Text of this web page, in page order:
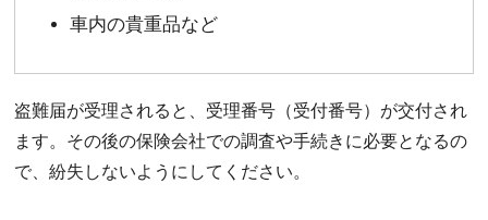
車内の貴重品など
盗難届が受理されると、受理番号（受付番号）が交付され
ます。その後の保険会社での調査や手続きに必要となるの
で、紛失しないようにしてください。